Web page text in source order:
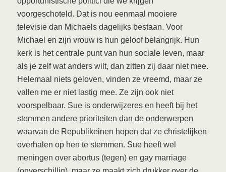
voorgeschoteld. Dat is nou eenmaal mooiere
televisie dan Michaels dagelijks bestaan. Voor
Michael en zijn vrouw is hun geloof belangrijk. Hun
kerk is het centrale punt van hun sociale leven, maar
als je zelf wat anders wilt, dan zitten zij daar niet mee.
Helemaal niets geloven, vinden ze vreemd, maar ze
vallen me er niet lastig mee. Ze zijn ook niet
voorspelbaar. Sue is onderwijzeres en heeft bij het
stemmen andere prioriteiten dan de onderwerpen
waarvande Republikeinen hopen dat ze christelijken
overhalen op hen te stemmen. Sue heeft wel
meningen over abortus (tegen) en gay marriage